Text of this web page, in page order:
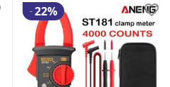
-22%